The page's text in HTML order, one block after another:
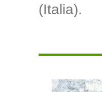
(Italia).